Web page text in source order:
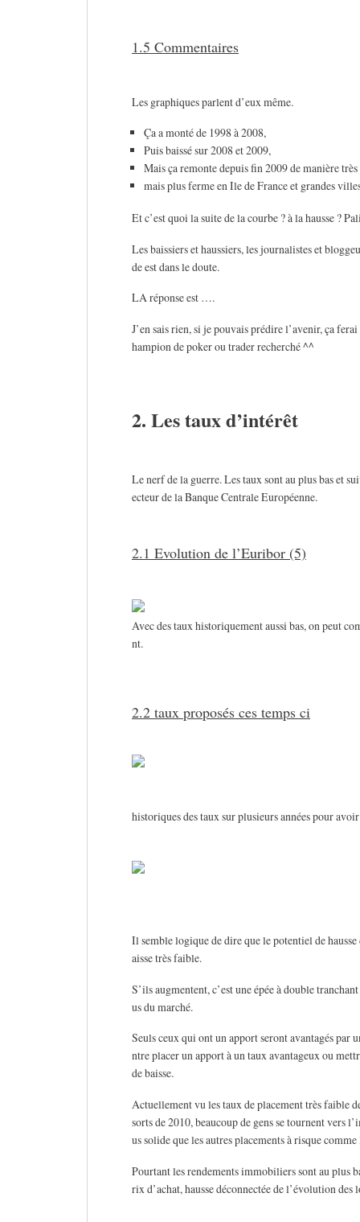
1.5 Commentaires
Les graphiques parlent d’eux même.
Ça a monté de 1998 à 2008,
Puis baissé sur 2008 et 2009,
Mais ça remonte depuis fin 2009 de manière
mais plus ferme en Ile de France et grandes
Et c’est quoi la suite de la courbe ? à la hausse ?
Les baissiers et haussiers, les journalistes et
de est dans le doute.
LA réponse est ….
J’en sais rien, si je pouvais prédire l’avenir, ça
hampion de poker ou trader recherché ^^
2. Les taux d’intérêt
Le nerf de la guerre. Les taux sont au plus bas et
ecteur de la Banque Centrale Européenne.
2.1 Evolution de l’Euribor (5)
Avec des taux historiquement aussi bas, on peut
nt.
2.2 taux proposés ces temps ci
historiques des taux sur plusieurs années pour
Il semble logique de dire que le potentiel de
aisse très faible.
S’ils augmentent, c’est une épée à double
us du marché.
Seuls ceux qui ont un apport seront avantagés par
ntre placer un apport à un taux avantageux ou
de baisse.
Actuellement vu les taux de placement très faible
sorts de 2010, beaucoup de gens se tournent vers
us solide que les autres placements à risque
Pourtant les rendements immobiliers sont au plus
rix d’achat, hausse déconnectée de l’évolution